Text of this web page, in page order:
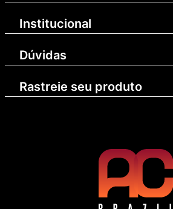
Institucional
Dúvidas
Rastreie seu produto